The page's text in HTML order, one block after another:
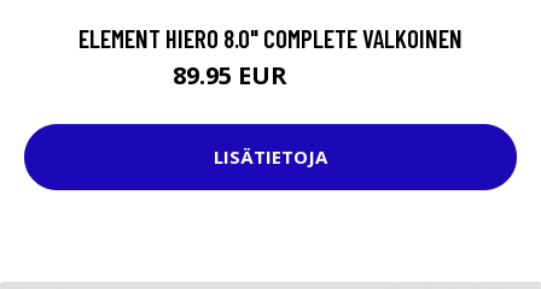
ELEMENT HIERO 8.0" COMPLETE VALKOINEN
89.95 EUR
LISÄTIETOJA